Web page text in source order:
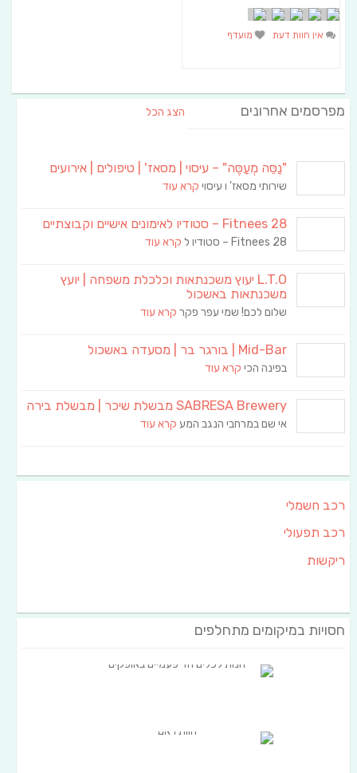
אין חוות דעת מועדף
מפרסמים אחרונים הצג הכל
"נַסֵּה מְעַסֶּה" – עיסוי | מסאז' | טיפולים | אירועים
שירותי מסאז' ו עיסוי קרא עוד
Fitnees 28 – סטודיו לאימונים אישיים וקבוצתיים
Fitnees 28 – סטודיו ל קרא עוד
L.T.O יעוץ משכנתאות וכלכלת משפחה | יועץ
משכנתאות באשכול
שלום לכם! שמי עפר פקר קרא עוד
Mid-Bar | בורגר בר | מסעדה באשכול
בפינה הכי קרא עוד
SABRESA Brewery מבשלת שיכר | מבשלת בירה
אי שם במרחבי הנגב המע קרא עוד
רכב חשמלי
רכב תפעולי
ריקשות
חסויות במיקומים מתחלפים